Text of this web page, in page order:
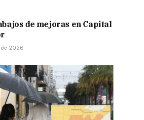
de mejoras en Capital
2026